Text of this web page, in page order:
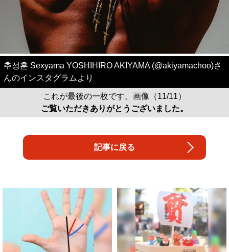
추성훈 Sexyama YOSHIHIRO AKIYAMA (@akiyamachoo)さ
んのインスタグラムより
これが最後の一枚です。画像（11/11）
ご覧いただきありがとうございました。
記事に戻る